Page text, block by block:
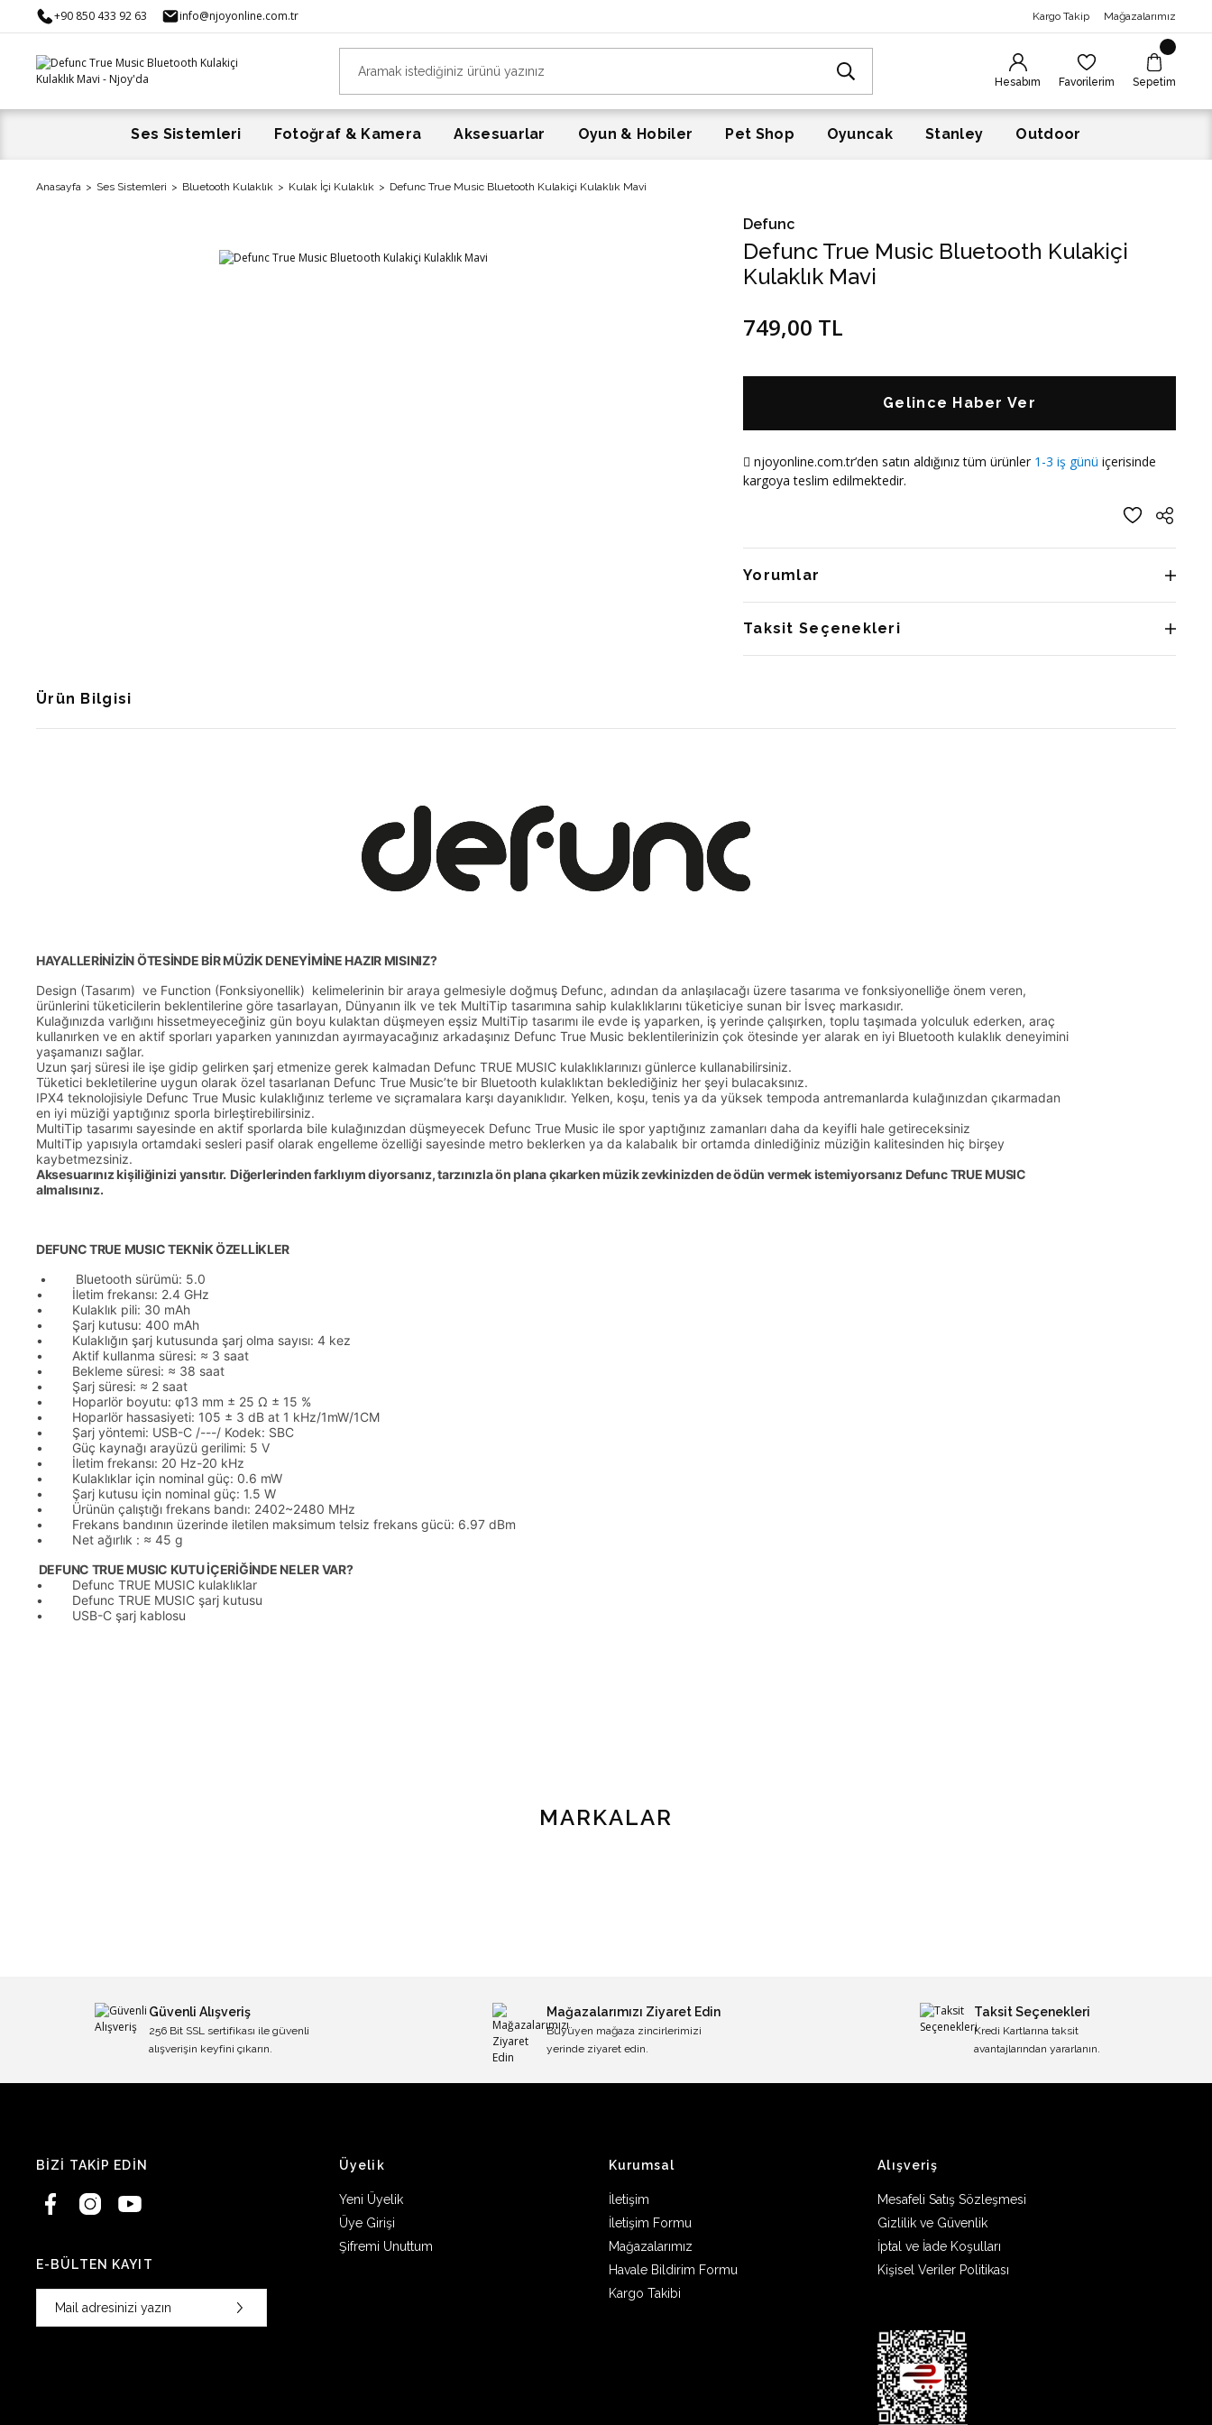
+90 850 433 92 63 info@njoyonline.com.tr Kargo Takip Mağazalarımız
Hesabım Favorilerim Sepetim
Ses Sistemleri Fotoğraf & Kamera Aksesuarlar Oyun & Hobiler Pet Shop Oyuncak Stanley Outdoor
Anasayfa Ses Sistemleri Bluetooth Kulaklık Kulak İçi Kulaklık Defunc True Music Bluetooth Kulakiçi Kulaklık Mavi
Defunc
Defunc True Music Bluetooth Kulakiçi
Kulaklık Mavi
749,00 TL
Gelince Haber Ver
njoyonline.com.tr’den satın aldığınız tüm ürünler 1-3 iş günü içerisinde
kargoya teslim edilmektedir.
Yorumlar
Taksit Seçenekleri
Ürün Bilgisi
HAYALLERİNİZİN ÖTESİNDE BİR MÜZİK DENEYİMİNE HAZIR MISINIZ?
Design (Tasarım) ve Function (Fonksiyonellik) kelimelerinin bir araya gelmesiyle doğmuş Defunc, adından da anlaşılacağı üzere tasarıma ve fonksiyonelliğe önem veren,
ürünlerini tüketicilerin beklentilerine göre tasarlayan, Dünyanın ilk ve tek MultiTip tasarımına sahip kulaklıklarını tüketiciye sunan bir İsveç markasıdır.
Kulağınızda varlığını hissetmeyeceğiniz gün boyu kulaktan düşmeyen eşsiz MultiTip tasarımı ile evde iş yaparken, iş yerinde çalışırken, toplu taşımada yolculuk ederken, araç
kullanırken ve en aktif sporları yaparken yanınızdan ayırmayacağınız arkadaşınız Defunc True Music beklentilerinizin çok ötesinde yer alarak en iyi Bluetooth kulaklık deneyimini
yaşamanızı sağlar.
Uzun şarj süresi ile işe gidip gelirken şarj etmenize gerek kalmadan Defunc TRUE MUSIC kulaklıklarınızı günlerce kullanabilirsiniz.
Tüketici bekletilerine uygun olarak özel tasarlanan Defunc True Music’te bir Bluetooth kulaklıktan beklediğiniz her şeyi bulacaksınız.
IPX4 teknolojisiyle Defunc True Music kulaklığınız terleme ve sıçramalara karşı dayanıklıdır. Yelken, koşu, tenis ya da yüksek tempoda antremanlarda kulağınızdan çıkarmadan
en iyi müziği yaptığınız sporla birleştirebilirsiniz.
MultiTip tasarımı sayesinde en aktif sporlarda bile kulağınızdan düşmeyecek Defunc True Music ile spor yaptığınız zamanları daha da keyifli hale getireceksiniz
MultiTip yapısıyla ortamdaki sesleri pasif olarak engelleme özelliği sayesinde metro beklerken ya da kalabalık bir ortamda dinlediğiniz müziğin kalitesinden hiç birşey
kaybetmezsiniz.
Aksesuarınız kişiliğinizi yansıtır. Diğerlerinden farklıyım diyorsanız, tarzınızla ön plana çıkarken müzik zevkinizden de ödün vermek istemiyorsanız Defunc TRUE MUSIC
almalısınız.
DEFUNC TRUE MUSIC TEKNİK ÖZELLİKLER
• Bluetooth sürümü: 5.0
• İletim frekansı: 2.4 GHz
• Kulaklık pili: 30 mAh
• Şarj kutusu: 400 mAh
• Kulaklığın şarj kutusunda şarj olma sayısı: 4 kez
• Aktif kullanma süresi: ≈ 3 saat
• Bekleme süresi: ≈ 38 saat
• Şarj süresi: ≈ 2 saat
• Hoparlör boyutu: φ13 mm ± 25 Ω ± 15 %
• Hoparlör hassasiyeti: 105 ± 3 dB at 1 kHz/1mW/1CM
• Şarj yöntemi: USB-C /---/ Kodek: SBC
• Güç kaynağı arayüzü gerilimi: 5 V
• İletim frekansı: 20 Hz-20 kHz
• Kulaklıklar için nominal güç: 0.6 mW
• Şarj kutusu için nominal güç: 1.5 W
• Ürünün çalıştığı frekans bandı: 2402~2480 MHz
• Frekans bandının üzerinde iletilen maksimum telsiz frekans gücü: 6.97 dBm
• Net ağırlık : ≈ 45 g
DEFUNC TRUE MUSIC KUTU İÇERİĞİNDE NELER VAR?
• Defunc TRUE MUSIC kulaklıklar
• Defunc TRUE MUSIC şarj kutusu
• USB-C şarj kablosu
MARKALAR
Güvenli Alışveriş
256 Bit SSL sertifikası ile güvenli
alışverişin keyfini çıkarın.
Mağazalarımızı Ziyaret Edin
Büyüyen mağaza zincirlerimizi
yerinde ziyaret edin.
Taksit Seçenekleri
Kredi Kartlarına taksit
avantajlarından yararlanın.
BİZİ TAKİP EDİN
E-BÜLTEN KAYIT
Üyelik
Yeni Üyelik
Üye Girişi
Şifremi Unuttum
Kurumsal
İletişim
İletişim Formu
Mağazalarımız
Havale Bildirim Formu
Kargo Takibi
Alışveriş
Mesafeli Satış Sözleşmesi
Gizlilik ve Güvenlik
İptal ve İade Koşulları
Kişisel Veriler Politikası